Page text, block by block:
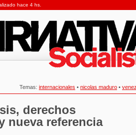
hace 4 hs.
Temas: internacionales • nicolas maduro •
derechos
nueva referencia